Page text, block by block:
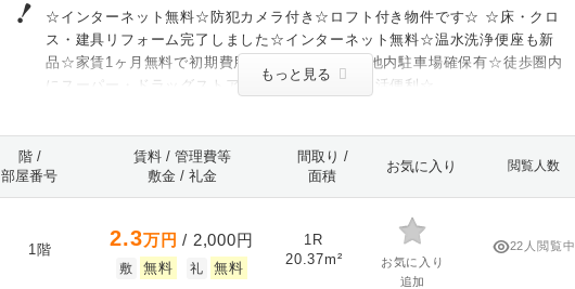
☆インターネット無料☆防犯カメラ付き☆ロフト付き物件です☆ ☆床・クロ
ス・建具リフォーム完了しました☆インターネット無料☆温水洗浄便座も新
品☆家賃1ヶ月無料で初期費用も抑えれます☆敷地内駐車場確保有☆徒歩圏内
にスーパー・ドラッグストア・コンビニがあり生活便利☆
もっと見る
階 /
部屋番号
賃料 / 管理費等
敷金 / 礼金
間取り /
面積
お気に入り 閲覧人数
1階 2.3万円 / 2,000円
敷 無料 礼 無料
1R
20.37m²
お気に入り
追加
22人閲覧中